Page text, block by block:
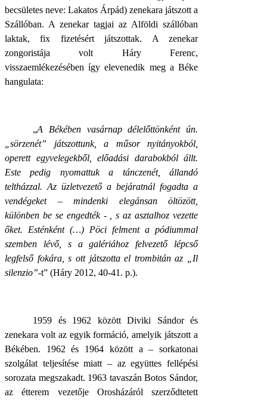
becsületes neve: Lakatos Árpád) zenekara játszott a
Szállóban. A zenekar tagjai az Alföldi szállóban
laktak, fix fizetésért játszottak. A zenekar
zongoristája volt Háry Ferenc,
visszaemlékezésében így elevenedik meg a Béke
hangulata:
„A Békében vasárnap délelőttönként ún.
„sörzenét” játszottunk, a műsor nyitányokból,
operett egyvelegekből, előadási darabokból állt.
Este pedig nyomattuk a tánczenét, állandó
teltházzal. Az üzletvezető a bejáratnál fogadta a
vendégeket – mindenki elegánsan öltözött,
különben be se engedték - , s az asztalhoz vezette
őket. Esténként (…) Pöci felment a pódiummal
szemben lévő, s a galériához felvezető lépcső
legfelső fokára, s ott játszotta el trombitán az „Il
silenzio”-t” (Háry 2012, 40-41. p.).
1959 és 1962 között Diviki Sándor és
zenekara volt az egyik formáció, amelyik játszott a
Békében. 1962 és 1964 között a – sorkatonai
szolgálat teljesítése miatt – az együttes fellépési
sorozata megszakadt. 1963 tavaszán Botos Sándor,
az étterem vezetője Orosházáról szerződtetett